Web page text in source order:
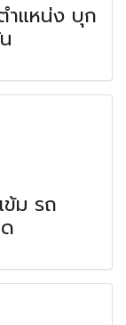
ำแหน่ง บุก
ข้ม รถ